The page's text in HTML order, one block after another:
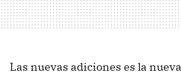
Las nuevas adiciones es la